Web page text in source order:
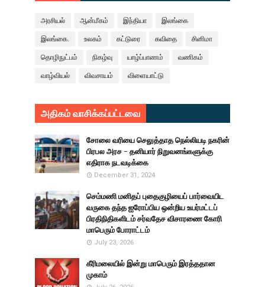
அரசியல் ஆன்மீகம் இந்தியா இலங்கை
இலங்கை. உலகம் கட்டுரை கவிதை சினிமா
தொழிநுட்பம் நிகழ்வு யாழ்ப்பாணம் வணிகம்
வாழ்வியல் விவசாயம் விளையாட்டு
அதிகம் வாசிக்கப்பட்டவை
சோலை வரியை செலுத்தாத நெல்லியடி நகரின்
பிரபல அரச - தனியார் நிறுவனங்களுக்கு
எதிராக நடவடிக்கை
December 31, 2024
செம்மணி மனிதப் புதைகுழியைப் பார்வையிட
வருகை தந்த ஐரோப்பிய ஒன்றிய உயர்மட்டப்
பிரதிநிதிகளிடம் சர்வதேச விசாரணை கோரி
மாபெரும் போராட்டம்
July 23, 2026
கீரிமலையில் இன்று மாபெரும் இரத்ததான
முகாம்